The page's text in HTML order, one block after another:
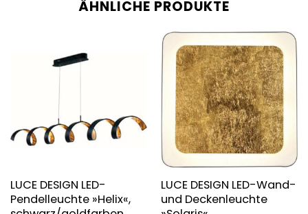
ÄHNLICHE PRODUKTE
LUCE DESIGN LED-
Pendelleuchte »Helix«,
LUCE DESIGN LED-Wand-
und Deckenleuchte